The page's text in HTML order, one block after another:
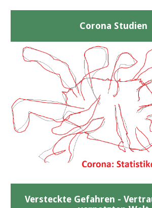
Corona Studien
Versteckte Gefahren -